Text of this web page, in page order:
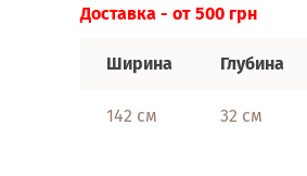
Доставка - от 500 грн
Ширина Глубина
142 см 32 см